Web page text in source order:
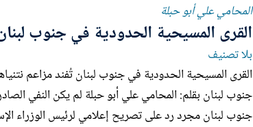
المحامي علي أبو حبلة
القرى المسيحية الحدودية في جنوب
بلا تصنيف
جنوب لبنان بقلم: المحامي
جنوب لبنان مجرد رد على تصريح إعلامي لرئيس الوزراء